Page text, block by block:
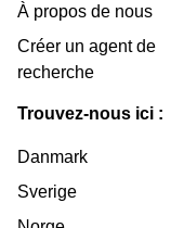
À propos de nous
Créer un agent de
recherche
Trouvez-nous ici :
Danmark
Sverige